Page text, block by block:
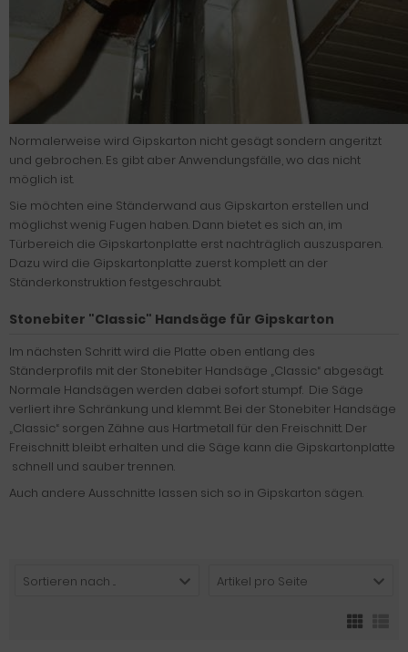
Normalerweise wird Gipskarton nicht gesägt sondern angeritzt
und gebrochen. Es gibt aber Anwendungsfälle, wo das nicht
möglich ist.
Sie möchten eine Ständerwand aus Gipskarton erstellen und
möglichst wenig Fugen haben. Dann bietet es sich an, im
Türbereich die Gipskartonplatte erst nachträglich auszusparen.
Dazu wird die Gipskartonplatte zuerst komplett an der
Ständerkonstruktion festgeschraubt.
Stonebiter "Classic" Handsäge für Gipskarton
Im nächsten Schritt wird die Platte oben entlang des
Ständerprofils mit der Stonebiter Handsäge „Classic“ abgesägt.
Normale Handsägen werden dabei sofort stumpf. Die Säge
verliert ihre Schränkung und klemmt. Bei der Stonebiter Handsäge
„Classic“ sorgen Zähne aus Hartmetall für den Freischnitt. Der
Freischnitt bleibt erhalten und die Säge kann die Gipskartonplatte
schnell und sauber trennen.
Auch andere Ausschnitte lassen sich so in Gipskarton sägen.
Sortieren nach ... Artikel pro Seite